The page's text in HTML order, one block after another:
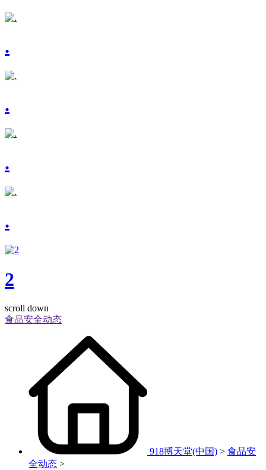
.
.
.
.
2
scroll down
食品安全动态
918搏天堂(中国) > 食品安
全动态 >